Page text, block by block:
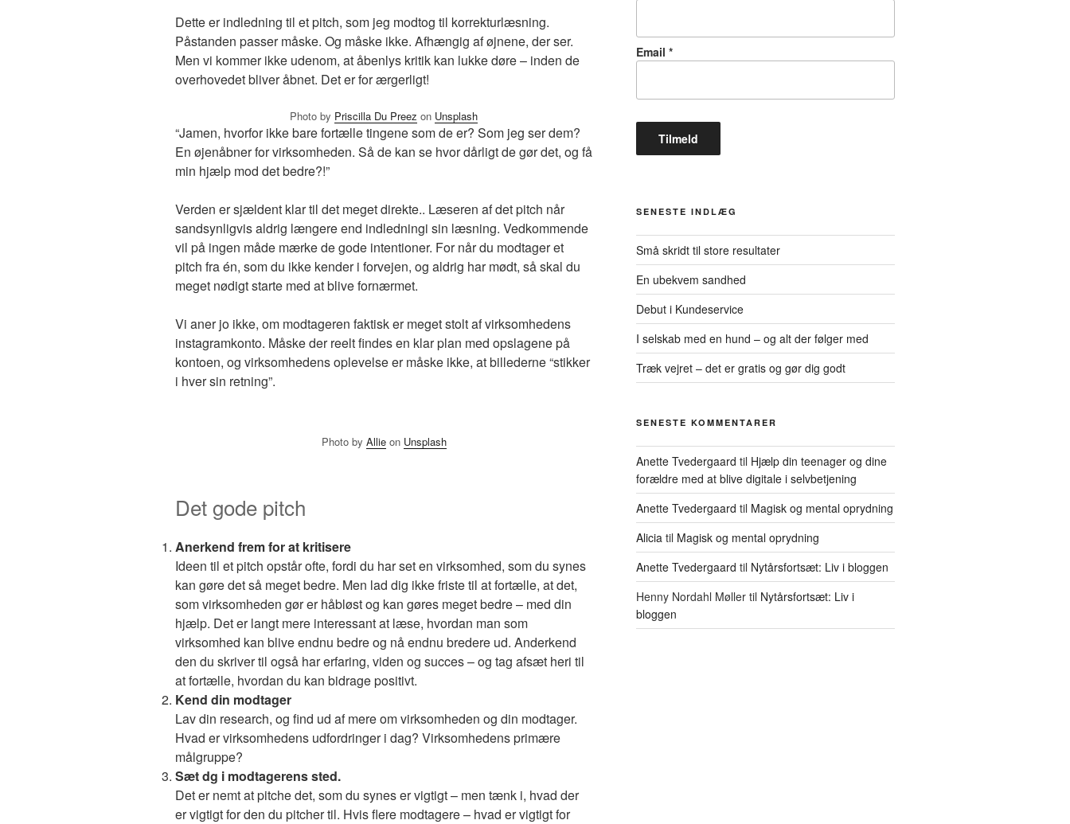
Dette er indledning til et pitch, som jeg modtog til korrekturlæsning.
Påstanden passer måske. Og måske ikke. Afhængig af øjnene, der ser.
Men vi kommer ikke udenom, at åbenlys kritik kan lukke døre – inden de
overhovedet bliver åbnet. Det er for ærgerligt!
Photo by Priscilla Du Preez on Unsplash
“Jamen, hvorfor ikke bare fortælle tingene som de er? Som jeg ser dem?
En øjenåbner for virksomheden. Så de kan se hvor dårligt de gør det, og få
min hjælp mod det bedre?!”
Verden er sjældent klar til det meget direkte.. Læseren af det pitch når
sandsynligvis aldrig længere end indledningi sin læsning. Vedkommende
vil på ingen måde mærke de gode intentioner. For når du modtager et
pitch fra én, som du ikke kender i forvejen, og aldrig har mødt, så skal du
meget nødigt starte med at blive fornærmet.
Vi aner jo ikke, om modtageren faktisk er meget stolt af virksomhedens
instagramkonto. Måske der reelt findes en klar plan med opslagene på
kontoen, og virksomhedens oplevelse er måske ikke, at billederne “stikker
i hver sin retning”.
Photo by Allieon Unsplash
Det gode pitch
Anerkend frem for at kritisere
Ideen til et pitch opstår ofte, fordi du har set en virksomhed, som du synes
kan gøre det så meget bedre. Men lad dig ikke friste til at fortælle, at det,
som virksomheden gør er håbløst og kan gøres meget bedre – med din
hjælp. Det er langt mere interessant at læse, hvordan man som
virksomhed kan blive endnu bedre og nå endnu bredere ud. Anderkend
den du skriver til også har erfaring, viden og succes – og tag afsæt heri til
at fortælle, hvordan du kan bidrage positivt.
Kend din modtager
Lav din research, og find ud af mere om virksomheden og din modtager.
Hvad er virksomhedens udfordringer i dag? Virksomhedens primære
målgruppe?
Sæt dg i modtagerens sted.
Det er nemt at pitche det, som du synes er vigtigt – men tænk i, hvad der
er vigtigt for den du pitcher til. Hvis flere modtagere – hvad er vigtigt for
Email *
SENESTE INDLÆG
Små skridt til store resultater
En ubekvem sandhed
Debut i Kundeservice
I selskab med en hund – og alt der følger med
Træk vejret – det er gratis og gør dig godt
SENESTE KOMMENTARER
Anette Tvedergaard til Hjælp din teenager og dine
forældre med at blive digitale i selvbetjening
Anette Tvedergaard til Magisk og mental oprydning
Alicia til Magisk og mental oprydning
Anette Tvedergaard til Nytårsfortsæt: Liv i bloggen
Henny Nordahl Møllertil Nytårsfortsæt: Liv i
bloggen